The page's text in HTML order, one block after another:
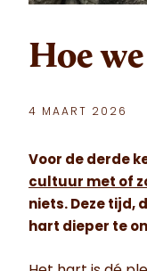
Hoe
4 MAART 2026
Voor de derde
cultuur met of
niets. Deze tijd,
hart dieper te